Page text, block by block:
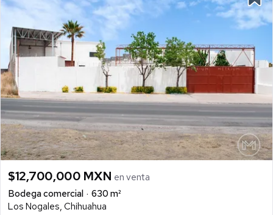
$12,700,000 MXN en venta
Bodega comercial
630 m²
Los Nogales, Chihuahua